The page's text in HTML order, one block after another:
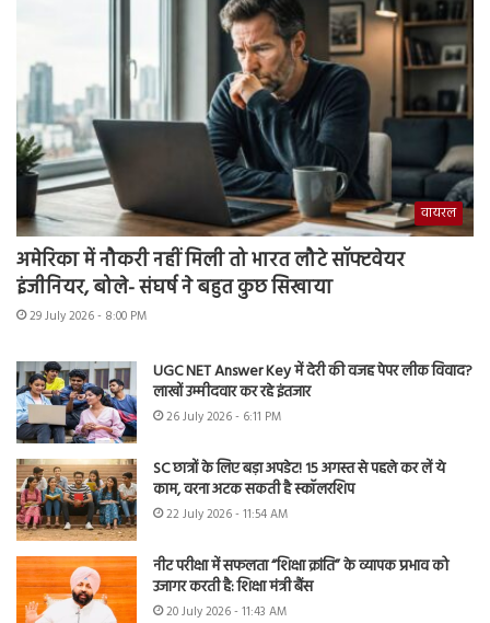
वायरल
अमेरिका में नौकरी नहीं मिली तो भारत लौटे सॉफ्टवेयर
इंजीनियर, बोले- संघर्ष ने बहुत कुछ सिखाया
29 July 2026 - 8:00 PM
UGC NET Answer Key में देरी की वजह पेपर लीक विवाद?
लाखों उम्मीदवार कर रहे इंतजार
26 July 2026 - 6:11 PM
SC छात्रों के लिए बड़ा अपडेट! 15 अगस्त से पहले कर लें ये
काम, वरना अटक सकती है स्कॉलरशिप
22 July 2026 - 11:54 AM
नीट परीक्षा में सफलता “शिक्षा क्रांति” के व्यापक प्रभाव को
उजागर करती है: शिक्षा मंत्री बैंस
20 July 2026 - 11:43 AM